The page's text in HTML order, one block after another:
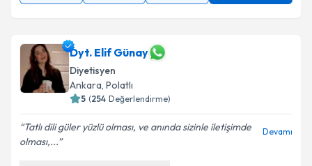
Dyt. Elif Günay
Diyetisyen
Ankara, Polatlı
5 (254 Değerlendirme)
Tatlı dili güler yüzlü olması, ve anında sizinle iletişimde
olması,...
Devamı